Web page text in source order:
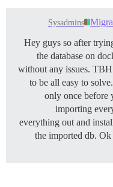
Sysadmins
Hey guys so after
the database on
without any issues.
to be all easy to
only once before
importing
everything out and
the imported db. Ok